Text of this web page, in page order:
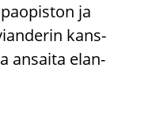
ja
kans­
an­sai­ta elan­